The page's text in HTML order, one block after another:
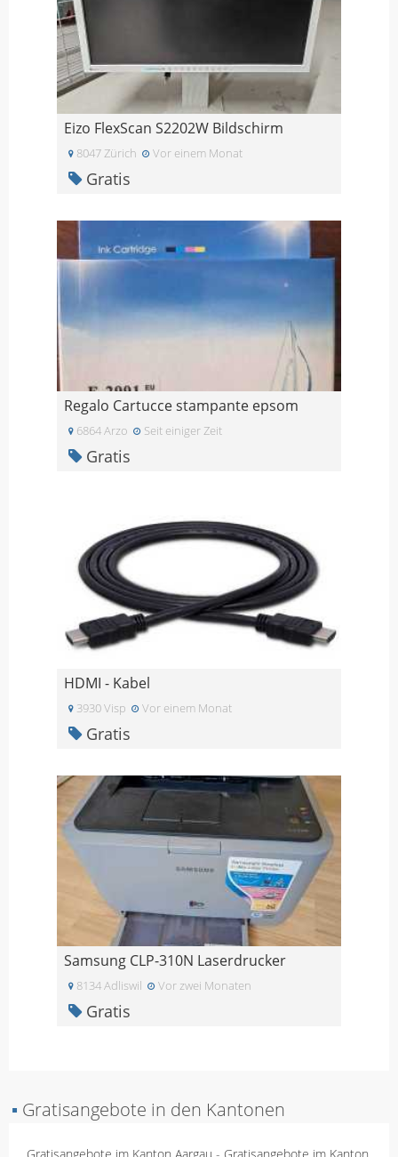
Eizo FlexScan S2202W Bildschirm
8047 Zürich Vor einem Monat
Gratis
Regalo Cartucce stampante epsom
6864 Arzo Seit einiger Zeit
Gratis
HDMI - Kabel
3930 Visp Vor einem Monat
Gratis
Samsung CLP-310N Laserdrucker
8134 Adliswil Vor zwei Monaten
Gratis
▪ Gratisangebote in den Kantonen